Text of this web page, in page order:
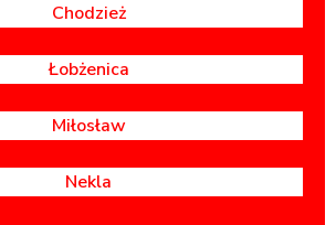
Chodzież
Łobżenica
Miłosław
Nekla